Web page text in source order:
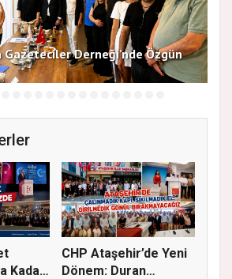
Gazeteciler Derneği’nde Özgün
Kadar
CHP Ataşehir’de Yeni
Dönem: Duran